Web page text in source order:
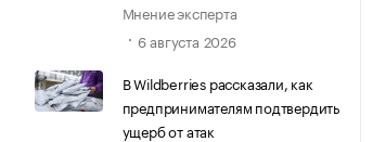
Мнение эксперта
6 августа 2026
В Wildberries рассказали, как
предпринимателям подтвердить
ущерб от атак